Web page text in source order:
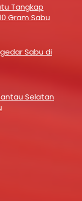
Tangkap
Gram Sabu
Sabu di
Selatan